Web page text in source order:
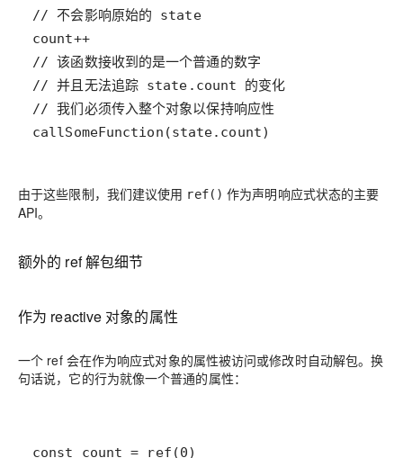
// 不会影响原始的 state
count++
callSomeFunction(state.count)
由于这些限制，我们建议使用 ref() 作为声明响应式状态的主要
API。
额外的 ref 解包细节
作为 reactive 对象的属性
一个 ref 会在作为响应式对象的属性被访问或修改时自动解包。换
句话说，它的行为就像一个普通的属性：